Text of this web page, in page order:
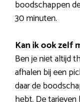
boodschappen
30 minuten.
Kan ik ook zelf
Ben je niet altijd
afhalen bij een
daar de